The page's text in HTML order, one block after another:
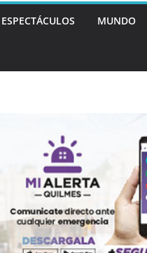
ESPECTÁCULOS MUNDO